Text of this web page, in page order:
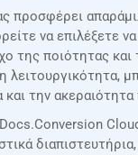
προσφέρει
να επιλέξετε
της ποιότητας
λειτουργικότητα,
και την